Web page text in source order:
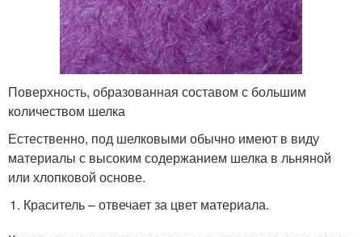
Поверхность, образованная составом с большим
количеством шелка
Естественно, под шелковыми обычно имеют в виду
материалы с высоким содержанием шелка в льняной
или хлопковой основе.
Краситель – отвечает за цвет материала.